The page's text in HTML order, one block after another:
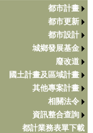
都市計畫
都市更新
都市設計
城鄉發展基金
廢改道
國土計畫及區域計畫
其他專案計畫
相關法令
資訊整合查詢
都計業務表單下載